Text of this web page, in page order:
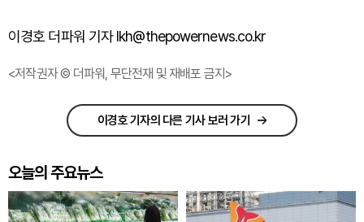
이경호 더파워 기자 lkh@thepowernews.co.kr
<저작권자 © 더파워, 무단전재 및 재배포 금지>
이경호 기자의 다른 기사 보러 가기
오늘의 주요뉴스